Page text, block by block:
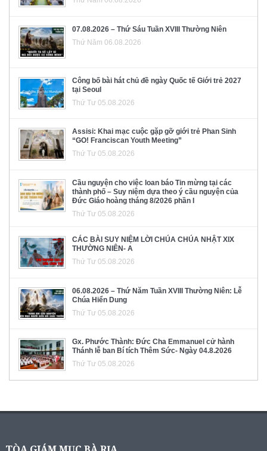
07.08.2026 – Thứ Sáu Tuần XVIII Thường Niên
Thứ Năm 06.08.2026
Công bố bài hát chủ đề ngày Quốc tế Giới trẻ 2027
tại Seoul
Thứ Tư 05.08.2026
Assisi: Khai mạc cuộc gặp gỡ giới trẻ Phan Sinh
“GO! Franciscan Youth Meeting”
Thứ Tư 05.08.2026
Cầu nguyện cho việc loan báo Tin mừng tại các
thành phố – Suy niệm dựa theo ý cầu nguyện của
Đức Giáo hoàng tháng 8/2026 phần I
Thứ Tư 05.08.2026
CÁC BÀI SUY NIỆM LỜI CHÚA CHÚA NHẬT XIX
THƯỜNG NIÊN- A
Thứ Tư 05.08.2026
06.08.2026 – Thứ Năm Tuần XVIII Thường Niên: Lễ
Chúa Hiển Dung
Thứ Tư 05.08.2026
Gx. Phước Thành: Đức Cha Emmanuel cử hành
Thánh lễ ban Bí tích Thêm Sức- Ngày 04.8.2026
Thứ Tư 05.08.2026